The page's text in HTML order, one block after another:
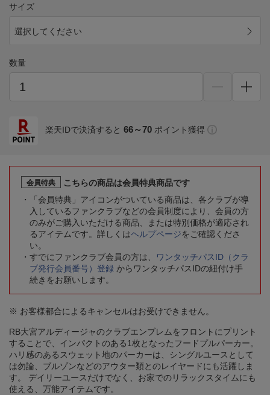
サイズ
選択してください
数量
楽天IDで決済すると 66～70 ポイント獲得
会員特典
こちらの商品は会員特典商品です
「会員特典」アイコンがついている商品は、各クラブが導
入しているファンクラブなどの会員制度により、会員の方
のみがご購入いただける商品、または特別価格が適応され
るアイテムです。詳しくはヘルプページをご確認くださ
い。
すでにファンクラブ会員の方は、
ワンタッチパスID（クラ
ブ発行会員番号）登録 からワンタッチパスIDの紐付け手
続きをお願いします。
※ お客様都合によるキャンセルはお受けできません。
RB大宮アルディージャのクラブエンブレムをフロントにプリント
することで、インパクトのある1枚となったフードプルパーカー。
ハリ感のあるスウェット地のパーカーは、シングルユースとして
は勿論、ブルゾンなどのアウター類とのレイヤードにも活躍しま
す。 デイリーユースだけでなく、お家でのリラックスタイムにも
使える、万能アイテムです。